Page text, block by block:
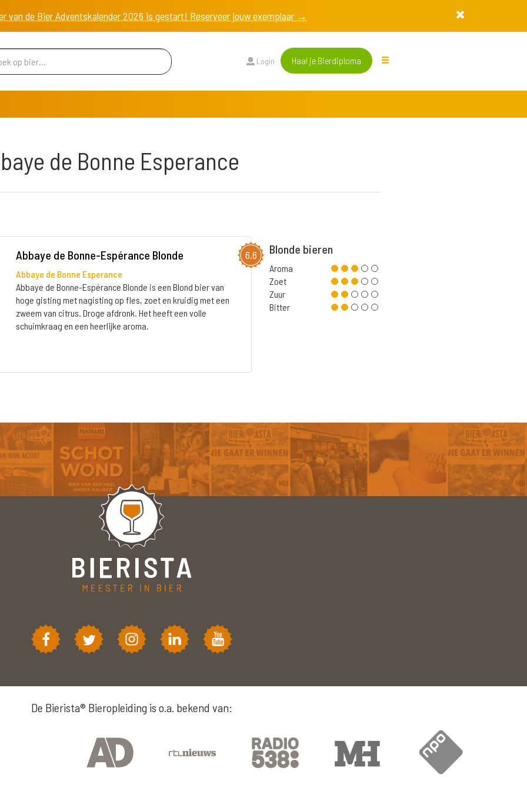
van de Bier Adventskalender 2026 is gestart! Reserveer jouw exemplaar →
Login Haal je Bierdiploma
de Bonne Esperance
6,6
Abbaye de Bonne-Espérance Blonde
Abbaye de Bonne Esperance
Abbaye de Bonne-Espérance Blonde is een Blond bier van
hoge gisting met nagisting op fles, zoet en kruidig met een
zweem van citrus. Droge afdronk. Het heeft een volle
schuimkraag en een heerlijke aroma.
Blonde bieren
Aroma
Zoet
Zuur
Bitter
De Bierista® Bieropleiding is o.a. bekend van: